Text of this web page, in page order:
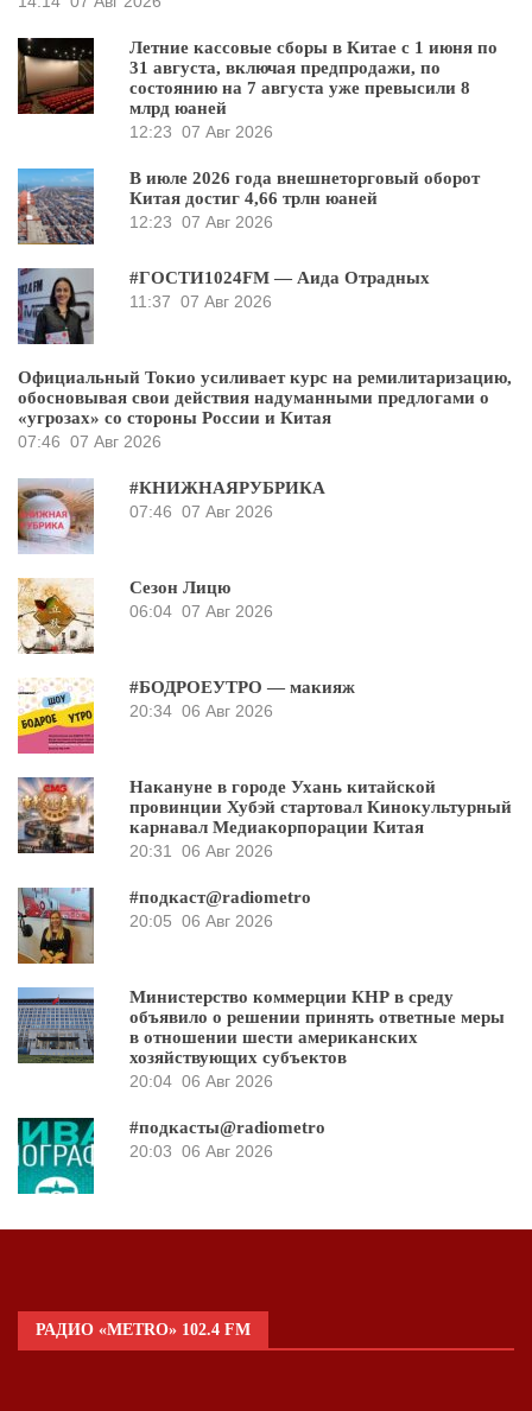
Летние кассовые сборы в Китае с 1 июня по
31 августа, включая предпродажи, по
состоянию на 7 августа уже превысили 8
млрд юаней
12:23 07 Авг 2026
В июле 2026 года внешнеторговый оборот
Китая достиг 4,66 трлн юаней
12:23 07 Авг 2026
#ГОСТИ1024FM — Аида Отрадных
11:37 07 Авг 2026
Официальный Токио усиливает курс на ремилитаризацию,
обосновывая свои действия надуманными предлогами о
«угрозах» со стороны России и Китая
07:46 07 Авг 2026
#КНИЖНАЯРУБРИКА
07:46 07 Авг 2026
Сезон Лицю
06:04 07 Авг 2026
#БОДРОЕУТРО — макияж
20:34 06 Авг 2026
Накануне в городе Ухань китайской
провинции Хубэй стартовал Кинокультурный
карнавал Медиакорпорации Китая
20:31
06 Авг 2026
#подкаст@radiometro
20:05 06 Авг 2026
Министерство коммерции КНР в среду
объявило о решении принять ответные меры
в отношении шести американских
хозяйствующих субъектов
20:04 06 Авг 2026
#подкасты@radiometro
20:03 06 Авг 2026
РАДИО «METRO» 102.4 FM